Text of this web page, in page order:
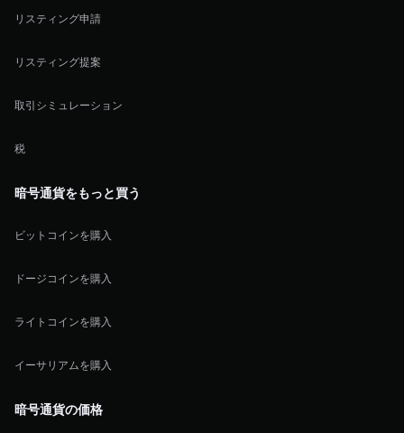
リスティング申請
リスティング提案
取引シミュレーション
税
暗号通貨をもっと買う
ビットコインを購入
ドージコインを購入
ライトコインを購入
イーサリアムを購入
暗号通貨の価格